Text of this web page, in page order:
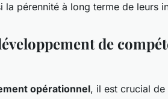
la pérennité à long terme de leurs
de
opérationnel, il est crucial de